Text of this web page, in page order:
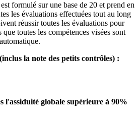
formulé sur une base de 20 et prend en
les évaluations effectuées tout au long
réussir toutes les évaluations pour
toutes les compétences visées sont
la note des petits contrôles) :
l'assiduité globale supérieure à 90%